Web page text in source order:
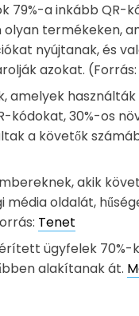
79%-a inkább QR-
olyan termékeken,
nyújtanak, és
azokat. (Forrás:
amelyek használták
kódokat, 30%-os
a követők
akik
média oldalát,
Tenet
ügyfelek 70%-
alakítanak át.